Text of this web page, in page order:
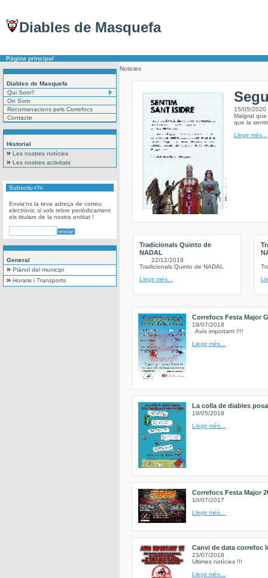
Diables de Masquefa
Pàgina principal
Diables de Masquefa
Qui Som?
On Som
Recomanacions pels Correfocs
Contacte
Historial
Les nostres notícies
Les nostres activitats
Subscriu-t'hi
Envia'ns la teva adreça de correu
electrònic si vols rebre periòdicament
els titulars de la nostra entitat !
General
Plànol del municipi
Horaris i Transports
Noticies
15/05/2020
Malgrat
que la
Llegir més...
Tradicionals Quinto de
NADAL
22/12/2019
Tradicionals Quinto de NADAL
Llegir més...
Correfocs Festa Major
19/07/2018
Avís important !!!!
Llegir més...
La colla de diables
18/05/2018
Llegir més...
Correfocs Festa Major
10/07/2017
Llegir més...
Canvi de data correfoc
23/07/2016
Ultimes notícies !!!
Llegir més...